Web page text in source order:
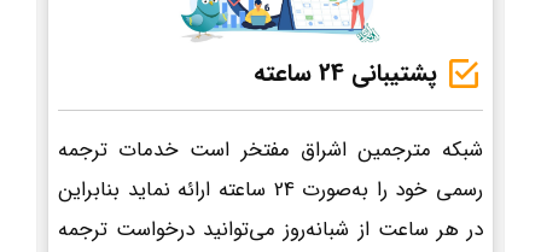
پشتیبانی 24 ساعته
شبکه مترجمین اشراق مفتخر است خدمات ترجمه
رسمی خود را به‌صورت 24 ساعته ارائه نماید بنابراین
در هر ساعت از شبانه‌روز می‌توانید درخواست ترجمه